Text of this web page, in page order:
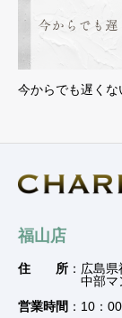
今からでも遅くな
福山店
住 所 ：広島
中部マン
営業時間 ：10：